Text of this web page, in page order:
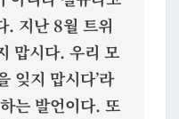
. 지난 8월 트위
맙시다. 우리 모
잊지 맙시다’라
는 발언이다. 또